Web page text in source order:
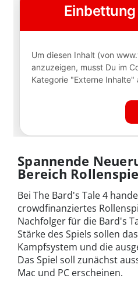
Spannende
Bereich
Bei The Bard's Tale 4
crowdfinanziertes
Nachfolger für die Bard's
Stärke des Spiels sollen
Kampfsystem und die
Das Spiel soll zunächst
Mac und PC erscheinen.